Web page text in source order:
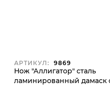
АРТИКУЛ: 9869
Нож "Аллигатор" сталь
ламинированный дамаск